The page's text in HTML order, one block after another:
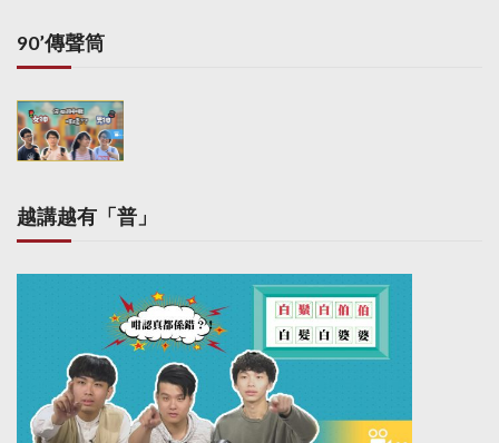
90’傳聲筒
越講越有「普」